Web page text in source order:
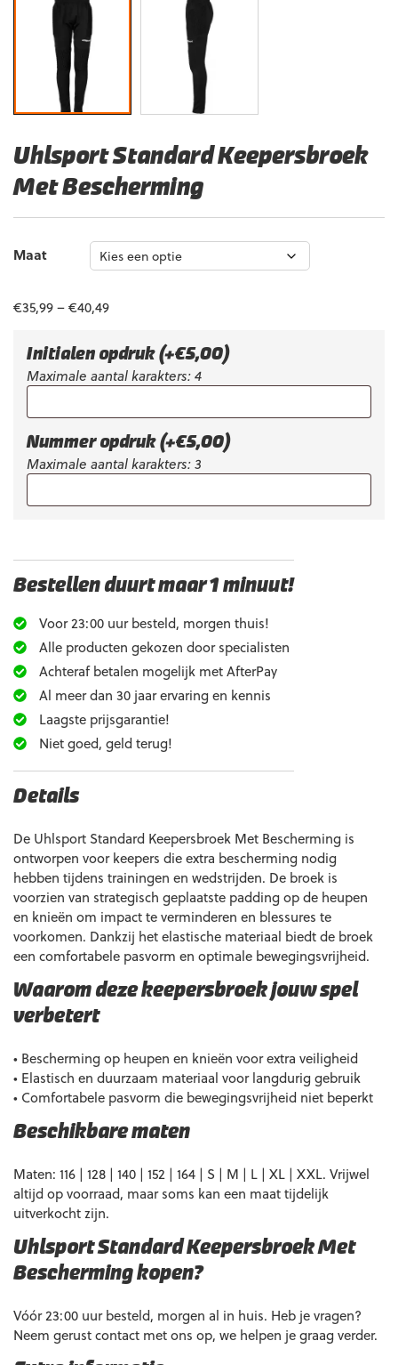
Uhlsport Standard Keepersbroek
Met Bescherming
Maat
€35,99–€40,49
Initialen opdruk (+€5,00)
Maximale aantal karakters: 4
Nummer opdruk (+€5,00)
Maximale aantal karakters: 3
Bestellen duurt maar 1 minuut!
Voor 23:00 uur besteld, morgen thuis!
Alle producten gekozen door specialisten
Achteraf betalen mogelijk met AfterPay
Al meer dan 30 jaar ervaring en kennis
Laagste prijsgarantie!
Niet goed, geld terug!
Details
De Uhlsport Standard Keepersbroek Met Bescherming is
ontworpen voor keepers die extra bescherming nodig
hebben tijdens trainingen en wedstrijden. De broek is
voorzien van strategisch geplaatste padding op de heupen
en knieën om impact te verminderen en blessures te
voorkomen. Dankzij het elastische materiaal biedt de broek
een comfortabele pasvorm en optimale bewegingsvrijheid.
Waarom deze keepersbroek jouw spel
verbetert
• Bescherming op heupen en knieën voor extra veiligheid
• Elastisch en duurzaam materiaal voor langdurig gebruik
• Comfortabele pasvorm die bewegingsvrijheid niet beperkt
Beschikbare maten
Maten: 116 | 128 | 140 | 152 | 164 | S | M | L | XL | XXL. Vrijwel
altijd op voorraad, maar soms kan een maat tijdelijk
uitverkocht zijn.
Uhlsport Standard Keepersbroek Met
Bescherming kopen?
Vóór 23:00 uur besteld, morgen al in huis. Heb je vragen?
Neem gerust contact met ons op, we helpen je graag verder.